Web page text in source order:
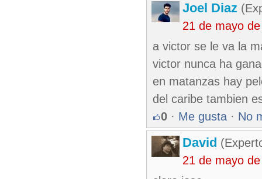
Joel Diaz
21 de mayo
a victor se le va la
victor nunca ha
en matanzas hay
del caribe tambien
0 · Me gusta · No
David
21 de mayo